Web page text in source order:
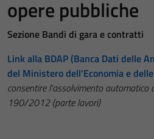
opere pubbliche
Sezione Bandi di gara e contratti
Link alla BDAP (Banca Dati delle
del Ministero dell’Economia e
consentire l’assolvimento automatico
190/2012 (parte lavori)